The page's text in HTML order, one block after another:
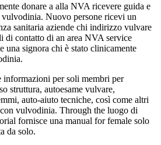
donare a alla NVA ricevere guida e
Nuovo persone ricevi un
sanitaria aziende chi indirizzo vulvare
di contatto di an area NVA service
una signora chi è stato clinicamente
per soli membri per
struttura, autoesame vulvare,
auto-aiuto tecniche, così come altri
vulvodinia. Through the luogo di
fornisce una manual for female solo
da solo.